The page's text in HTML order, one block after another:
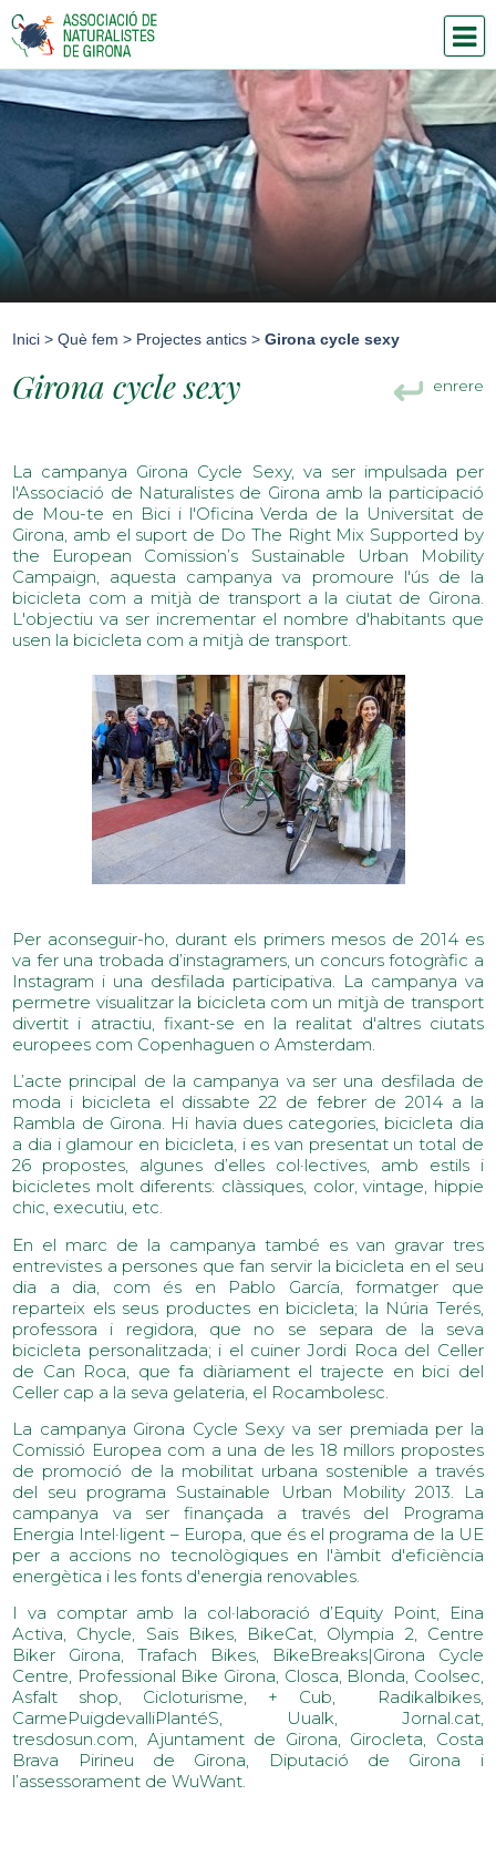
Inici > Què fem > Projectes antics > Girona cycle sexy
enrere
Girona cycle sexy
La campanya Girona Cycle Sexy, va ser impulsada per
l'Associació de Naturalistes de Girona amb la participació
de Mou-te en Bici i l'Oficina Verda de la Universitat de
Girona, amb el suport de Do The Right Mix Supported by
the European Comission’s Sustainable Urban Mobility
Campaign, aquesta campanya va promoure l'ús de la
bicicleta com a mitjà de transport a la ciutat de Girona.
L'objectiu va ser incrementar el nombre d'habitants que
usen la bicicleta com a mitjà de transport.
Per aconseguir-ho, durant els primers mesos de 2014 es
va fer una trobada d’instagramers, un concurs fotogràfic a
Instagram i una desfilada participativa. La campanya va
permetre visualitzar la bicicleta com un mitjà de transport
divertit i atractiu, fixant-se en la realitat d'altres ciutats
europees com Copenhaguen o Amsterdam.
L’acte principal de la campanya va ser una desfilada de
moda i bicicleta el dissabte 22 de febrer de 2014 a la
Rambla de Girona. Hi havia dues categories, bicicleta dia
a dia i glamour en bicicleta, i es van presentat un total de
26 propostes, algunes d’elles col·lectives, amb estils i
bicicletes molt diferents: clàssiques, color, vintage, hippie
chic, executiu, etc.
En el marc de la campanya també es van gravar tres
entrevistes a persones que fan servir la bicicleta en el seu
dia a dia, com és en Pablo García, formatger que
reparteix els seus productes en bicicleta; la Núria Terés,
professora i regidora, que no se separa de la seva
bicicleta personalitzada; i el cuiner Jordi Roca del Celler
de Can Roca, que fa diàriament el trajecte en bici del
Celler cap a la seva gelateria, el Rocambolesc.
La campanya Girona Cycle Sexy va ser premiada per la
Comissió Europea com a una de les 18 millors propostes
de promoció de la mobilitat urbana sostenible a través
del seu programa Sustainable Urban Mobility 2013. La
campanya va ser finançada a través del Programa
Energia Intel·ligent – Europa, que és el programa de la UE
per a accions no tecnològiques en l'àmbit d'eficiència
energètica i les fonts d'energia renovables.
I va comptar amb la col·laboració d’Equity Point, Eina
Activa, Chycle, Sais Bikes, BikeCat, Olympia 2, Centre
Biker Girona, Trafach Bikes, BikeBreaks|Girona Cycle
Centre, Professional Bike Girona, Closca, Blonda, Coolsec,
Asfalt shop, Cicloturisme, + Cub, Radikalbikes,
CarmePuigdevalliPlantéS, Uualk, Jornal.cat,
tresdosun.com, Ajuntament de Girona, Girocleta, Costa
Brava Pirineu de Girona, Diputació de Girona i
l’assessorament de WuWant.